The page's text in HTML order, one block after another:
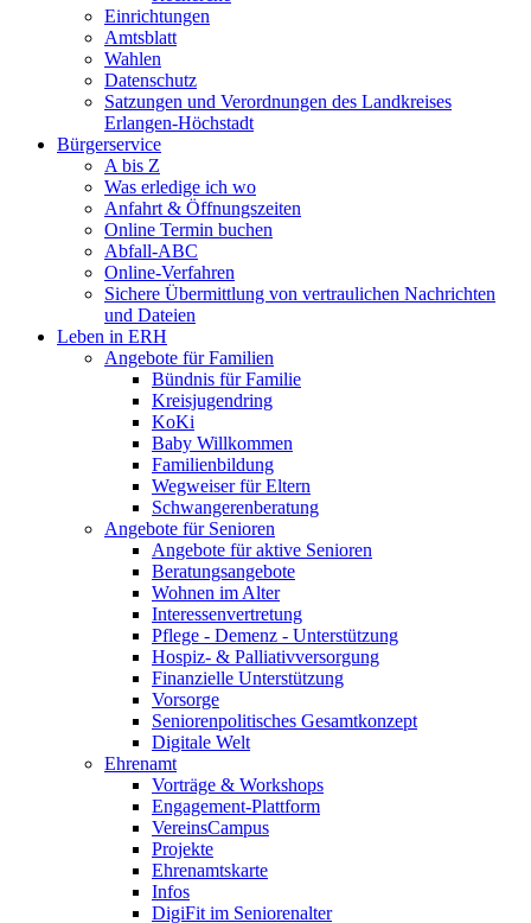
Einrichtungen
Amtsblatt
Wahlen
Datenschutz
Satzungen und Verordnungen des Landkreises
Erlangen-Höchstadt
Bürgerservice
A bis Z
Was erledige ich wo
Anfahrt & Öffnungszeiten
Online Termin buchen
Abfall-ABC
Online-Verfahren
Sichere Übermittlung von vertraulichen Nachrichten
und Dateien
Leben in ERH
Angebote für Familien
Bündnis für Familie
Kreisjugendring
KoKi
Baby Willkommen
Familienbildung
Wegweiser für Eltern
Schwangerenberatung
Angebote für Senioren
Angebote für aktive Senioren
Beratungsangebote
Wohnen im Alter
Interessenvertretung
Pflege - Demenz - Unterstützung
Hospiz- & Palliativversorgung
Finanzielle Unterstützung
Vorsorge
Seniorenpolitisches Gesamtkonzept
Digitale Welt
Ehrenamt
Vorträge & Workshops
Engagement-Plattform
VereinsCampus
Projekte
Ehrenamtskarte
Infos
DigiFit im Seniorenalter